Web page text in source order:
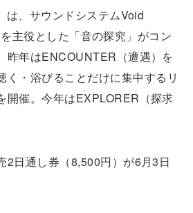
は、サウンドシステムVoid
主役とした「音の探究」がコン
昨年はENCOUNTER（遭遇）を
く・浴びることだけに集中するリ
開催。今年はEXPLORER（探求
2日通し券（8,500円）が6月3日